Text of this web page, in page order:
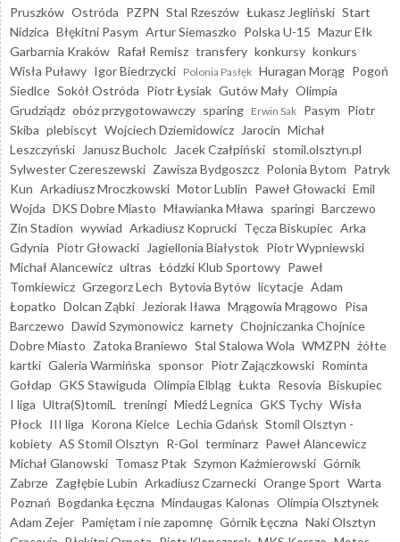
Pruszków Ostróda PZPN Stal Rzeszów Łukasz Jegliński Start
Nidzica Błękitni Pasym Artur Siemaszko Polska U-15 Mazur Ełk
Garbarnia Kraków Rafał Remisz transfery konkursy konkurs
Wisła Puławy Igor Biedrzycki Polonia Pasłęk Huragan Morąg Pogoń
Siedlce Sokół Ostróda Piotr Łysiak Gutów Mały Olimpia
Grudziądz obóz przygotowawczy sparing Erwin Sak Pasym Piotr
Skiba plebiscyt Wojciech Dziemidowicz Jarocin Michał
Leszczyński
Janusz Bucholc Jacek Czałpiński stomil.olsztyn.pl
Sylwester Czereszewski Zawisza Bydgoszcz Polonia Bytom Patryk
Kun Arkadiusz Mroczkowski Motor Lublin Paweł Głowacki Emil
Wojda DKS Dobre Miasto Mławianka Mława sparingi Barczewo
Zin Stadion wywiad Arkadiusz Koprucki Tęcza Biskupiec Arka
Gdynia Piotr Głowacki Jagiellonia Białystok Piotr Wypniewski
Michał Alancewicz ultras Łódzki Klub Sportowy Paweł
Tomkiewicz Grzegorz Lech Bytovia Bytów licytacje Adam
Łopatko Dolcan Ząbki Jeziorak Iława Mrągowia Mrągowo Pisa
Barczewo Dawid Szymonowicz karnety Chojniczanka Chojnice
Dobre Miasto Zatoka Braniewo Stal Stalowa Wola WMZPN żółte
kartki Galeria Warmińska sponsor Piotr Zajączkowski Rominta
Gołdap GKS Stawiguda Olimpia Elbląg Łukta Resovia Biskupiec
I liga Ultra(S)tomiL treningi Miedź Legnica GKS Tychy Wisła
Płock III liga Korona Kielce Lechia Gdańsk Stomil Olsztyn -
kobiety AS Stomil Olsztyn R-Gol terminarz Paweł Alancewicz
Michał Glanowski Tomasz Ptak Szymon Kaźmierowski Górnik
Zabrze Zagłębie Lubin Arkadiusz Czarnecki Orange Sport Warta
Poznań Bogdanka Łęczna Mindaugas Kalonas Olimpia Olsztynek
Adam Zejer Pamiętam i nie zapomnę Górnik Łęczna Naki Olsztyn